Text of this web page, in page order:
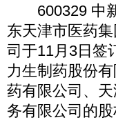
600329 中新
东天津市医药
司于11月3日签
力生制药股份
药有限公司、
务有限公司的